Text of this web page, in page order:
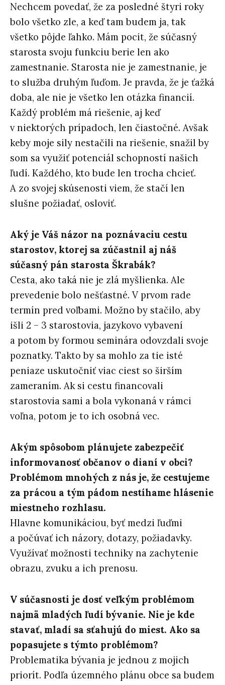
Nechcem povedať, že za posledné štyri roky
bolo všetko zle, a keď tam budem ja, tak
všetko pôjde ľahko. Mám pocit, že súčasný
starosta svoju funkciu berie len ako
zamestnanie. Starosta nie je zamestnanie, je
to služba druhým ľuďom. Je pravda, že je ťažká
doba, ale nie je všetko len otázka financií.
Každý problém má riešenie, aj keď
v niektorých prípadoch, len čiastočné. Avšak
keby moje sily nestačili na riešenie, snažil by
som sa využiť potenciál schopností našich
ľudí. Každého, kto bude len trocha chcieť.
A zo svojej skúsenosti viem, že stačí len
slušne požiadať, osloviť.
Aký je Váš názor na poznávaciu cestu
starostov, ktorej sa zúčastnil aj náš
súčasný pán starosta Škrabák?
Cesta, ako taká nie je zlá myšlienka. Ale
prevedenie bolo nešťastné. V prvom rade
termín pred voľbami. Možno by stačilo, aby
išli 2 – 3 starostovia, jazykovo vybavení
a potom by formou seminára odovzdali svoje
poznatky. Takto by sa mohlo za tie isté
peniaze uskutočniť viac ciest so širším
zameraním. Ak si cestu financovali
starostovia sami a bola vykonaná v rámci
voľna, potom je to ich osobná vec.
Akým spôsobom plánujete zabezpečiť
informovanosť občanov o dianí v obci?
Problémom mnohých z nás je, že cestujeme
za prácou a tým pádom nestíhame hlásenie
miestneho rozhlasu.
Hlavne komunikáciou, byť medzi ľuďmi
a počúvať ich názory, dotazy, požiadavky.
Využívať možnosti techniky na zachytenie
obrazu, zvuku a ich prenosu.
V súčasnosti je dosť veľkým problémom
najmä mladých ľudí bývanie. Nie je kde
stavať, mladí sa sťahujú do miest. Ako sa
popasujete s týmto problémom?
Problematika bývania je jednou z mojich
priorít. Podľa územného plánu obce sa budem